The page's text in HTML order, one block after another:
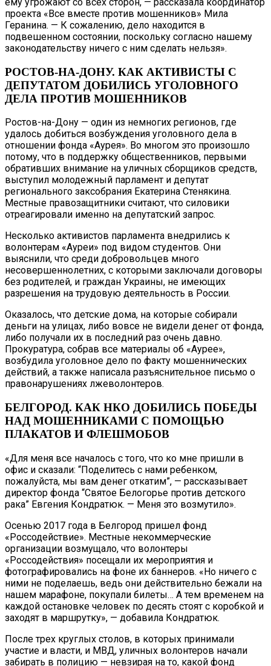
проекта «Все вместе против мошенников» Мила
Геранина. — К сожалению, дело находится в
подвешенном состоянии, поскольку согласно нашему
законодательству ничего с ним сделать нельзя».
РОСТОВ-НА-ДОНУ. КАК АКТИВИСТЫ С
ДЕПУТАТОМ ДОБИЛИСЬ УГОЛОВНОГО
ДЕЛА ПРОТИВ МОШЕННИКОВ
Ростов-на-Дону — один из немногих регионов, где
удалось добиться возбуждения уголовного дела в
отношении фонда «Аурея». Во многом это произошло
потому, что в поддержку общественников, первыми
обративших внимание на уличных сборщиков средств,
выступил молодежный парламент и депутат
регионального заксобрания Екатерина Стенякина.
Местные правозащитники считают, что силовики
отреагировали именно на депутатский запрос.
Несколько активистов парламента внедрились к
волонтерам «Ауреи» под видом студентов. Они
выяснили, что среди добровольцев много
несовершеннолетних, с которыми заключали договоры
без родителей, и граждан Украины, не имеющих
разрешения на трудовую деятельность в России.
Оказалось, что детские дома, на которые собирали
деньги на улицах, либо вовсе не видели денег от фонда,
либо получали их в последний раз очень давно.
Прокуратура, собрав все материалы об «Аурее»,
возбудила уголовное дело по факту мошеннических
действий, а также написала разъяснительное письмо о
правонарушениях лжеволонтеров.
БЕЛГОРОД. КАК НКО ДОБИЛИСЬ ПОБЕДЫ
НАД МОШЕННИКАМИ С ПОМОЩЬЮ
ПЛАКАТОВ И ФЛЕШМОБОВ
«Для меня все началось с того, что ко мне пришли в
офис и сказали: “Поделитесь с нами ребенком,
пожалуйста, мы вам денег откатим”, — рассказывает
директор фонда “Святое Белогорье против детского
рака” Евгения Кондратюк. — Меня это возмутило».
Осенью 2017 года в Белгород пришел фонд
«Россодействие». Местные некоммерческие
организации возмущало, что волонтеры
«Россодействия» посещали их мероприятия и
фотографировались на фоне их баннеров. «Но ничего с
ними не поделаешь, ведь они действительно бежали на
нашем марафоне, покупали билеты… А тем временем на
каждой остановке человек по десять стоят с коробкой и
заходят в маршрутку», — добавила Кондратюк.
После трех круглых столов, в которых принимали
участие и власти, и МВД, уличных волонтеров начали
забирать в полицию — невзирая на то, какой фонд